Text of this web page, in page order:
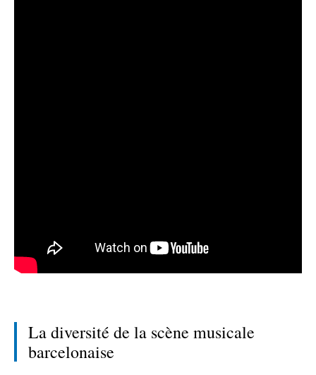
La diversité de la scène musicale
barcelonaise